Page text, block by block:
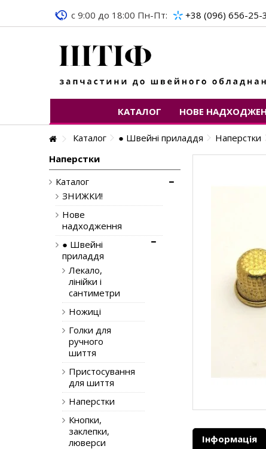
c 9:00 до 18:00 Пн-Пт: +38 (096) 656-25-
КАТАЛОГ НОВЕ
Каталог ● Швейні приладдя Наперстки
Інформація
Наперстки
Каталог
ЗНИЖКИ!
Нове
надходження
● Швейні
приладдя
Лекало,
лінійки і
сантиметри
Ножиці
Голки для
ручного
шиття
Пристосування
для шиття
Наперстки
Кнопки,
заклепки,
люверси